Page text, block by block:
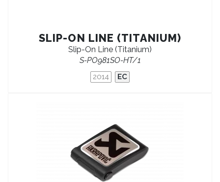
SLIP-ON LINE (TITANIUM)
Slip-On Line (Titanium)
S-PO981SO-HT/1
2014 EC